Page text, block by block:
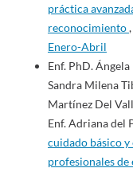
práctica
reconocimiento,
Enero-Abril
Enf. PhD.
Sandra Milena
Martínez Del
Enf. Adriana del
cuidado básico
profesionales